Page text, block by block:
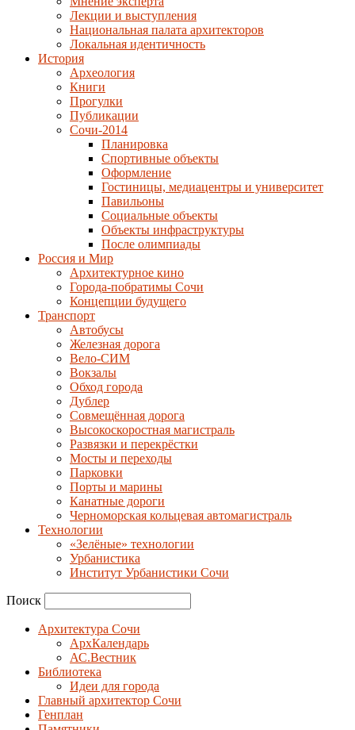
Лекции и выступления
Национальная палата архитекторов
Локальная идентичность
История
Археология
Книги
Прогулки
Публикации
Сочи-2014
Планировка
Спортивные объекты
Оформление
Гостиницы, медиацентры и университет
Павильоны
Социальные объекты
Объекты инфраструктуры
После олимпиады
Россия и Мир
Архитектурное кино
Города-побратимы Сочи
Концепции будущего
Транспорт
Автобусы
Железная дорога
Вело-СИМ
Вокзалы
Обход города
Дублер
Совмещённая дорога
Высокоскоростная магистраль
Развязки и перекрёстки
Мосты и переходы
Парковки
Порты и марины
Канатные дороги
Черноморская кольцевая автомагистраль
Технологии
«Зелёные» технологии
Урбанистика
Институт Урбанистики Сочи
Поиск
Архитектура Сочи
АрхКалендарь
АС.Вестник
Библиотека
Идеи для города
Главный архитектор Сочи
Генплан